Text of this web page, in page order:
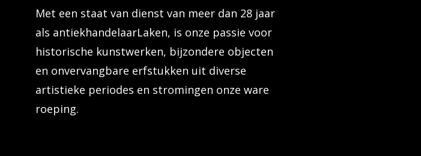
Met een staat van dienst van meer dan 28 jaar
als antiekhandelaarLaken, is onze passie voor
historische kunstwerken, bijzondere objecten
en onvervangbare erfstukken uit diverse
artistieke periodes en stromingen onze ware
roeping.